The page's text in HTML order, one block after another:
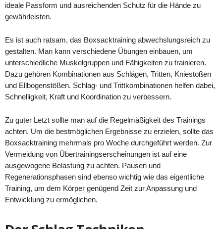
ideale Passform und ausreichenden Schutz für die Hände zu
gewährleisten.
Es ist auch ratsam, das Boxsacktraining abwechslungsreich zu
gestalten. Man kann verschiedene Übungen einbauen, um
unterschiedliche Muskelgruppen und Fähigkeiten zu trainieren.
Dazu gehören Kombinationen aus Schlägen, Tritten, Kniestoßen
und Ellbogenstößen. Schlag- und Trittkombinationen helfen dabei,
Schnelligkeit, Kraft und Koordination zu verbessern.
Zu guter Letzt sollte man auf die Regelmäßigkeit des Trainings
achten. Um die bestmöglichen Ergebnisse zu erzielen, sollte das
Boxsacktraining mehrmals pro Woche durchgeführt werden. Zur
Vermeidung von Übertrainingserscheinungen ist auf eine
ausgewogene Belastung zu achten. Pausen und
Regenerationsphasen sind ebenso wichtig wie das eigentliche
Training, um dem Körper genügend Zeit zur Anpassung und
Entwicklung zu ermöglichen.